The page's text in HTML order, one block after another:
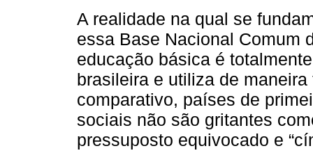
A realidade na qual se
essa Base Nacional Comum
educação básica é
brasileira e utiliza de
comparativo, países de
sociais não são gritantes
pressuposto equivocado e